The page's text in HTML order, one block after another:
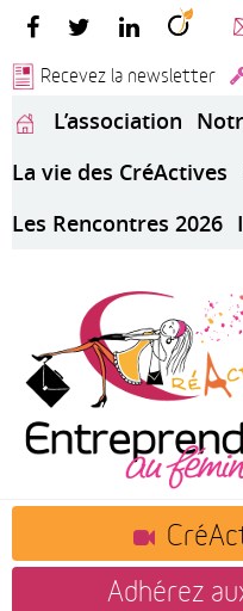
Recevez la newsletter
L’association
La vie des CréActives
Les Rencontres 2026
Adhérez